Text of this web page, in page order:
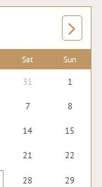
Sat Sun
31 1
7 8
14 15
21 22
28 29